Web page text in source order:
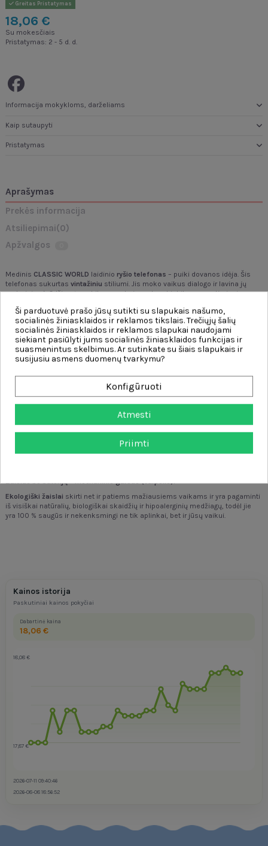
Greitas Pristatymas
18,06 €
Su mokesčiais
Pristatymas: 2 - 5 d. d.
Informacija mokykloms, darželiams
Kaip sutaupyti
Pristatymas
Aprašymas
Prekės informacija
Atsiliepimai(0)
Apžvalgos
Medinis CLASSIC WORLD laidinio ryšio telefonas – puiki dovanos idėja. Šis
telefonas sukurtas vintažiniu stiliumi. Jis moko vaikus dialogo ir lavina jų
motorinius įgūdžius. Įmeskite monetą ir paskambinkite savo artimiesiems.
Ypatybės:
Vaikamsnuo 3 metų amžiaus.
Produktas pagamintas iš medžio.
Sukurtavintažiniu stiliumi.
Sukuria scenarijų vaikams, skirtądialogams praktikuoti ir motoriniams
Garantuotas smagumas.
aukštos kokybės medžiagų.
Puikiai tinka kaip dovana.
Ekologiški žaislai skirti net ir patiems mažiausiems vaikams ir yra pagaminti
iš visiškai natūralių, biologiškai skaidžių ir hipoalerginių medžiagų, todėl jie
yra 100 % saugūs ir nekenksmingi ne tik aplinkai, bet ir jūsų vaikui.
Kainos istorija
Paskutiniai kainos pokyčiai
Dabartinė kaina
18,06 €
18,08 €
17,87 €
2026-07-11 09:40:46
2026-08-08 18:56:52
Ši parduotuvė prašo jūsų sutikti su slapukais našumo,
socialinės žiniasklaidos ir reklamos tikslais. Trečiųjų šalių
socialinės žiniasklaidos ir reklamos slapukai naudojami
siekiant pasiūlyti jums socialinės žiniasklaidos funkcijas ir
suasmenintus skelbimus. Ar sutinkate su šiais slapukais ir
susijusiu asmens duomenų tvarkymu?
Konfigūruoti
Atmesti
Priimti